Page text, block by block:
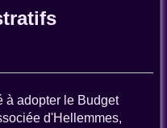
à adopter le Budget
d'Hellemmes,